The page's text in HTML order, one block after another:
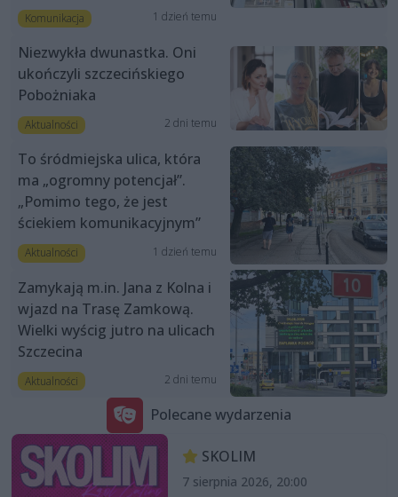
Komunikacja 1 dzień temu
Niezwykła dwunastka. Oni
ukończyli szczecińskiego
Pobożniaka
Aktualności 2 dni temu
To śródmiejska ulica, która
ma „ogromny potencjał”.
„Pomimo tego, że jest
ściekiem komunikacyjnym”
Aktualności 1 dzień temu
Zamykają m.in. Jana z Kolna i
wjazd na Trasę Zamkową.
Wielki wyścig jutro na ulicach
Szczecina
Aktualności 2 dni temu
Polecane wydarzenia
SKOLIM
7 sierpnia 2026, 20:00